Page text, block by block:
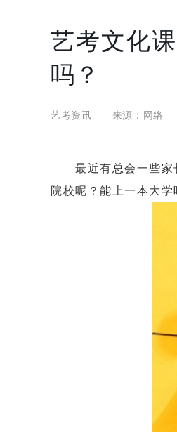
艺考文化
吗？
艺考资讯 来源：网络
最近有总会一些家长
院校呢？能上一本大学